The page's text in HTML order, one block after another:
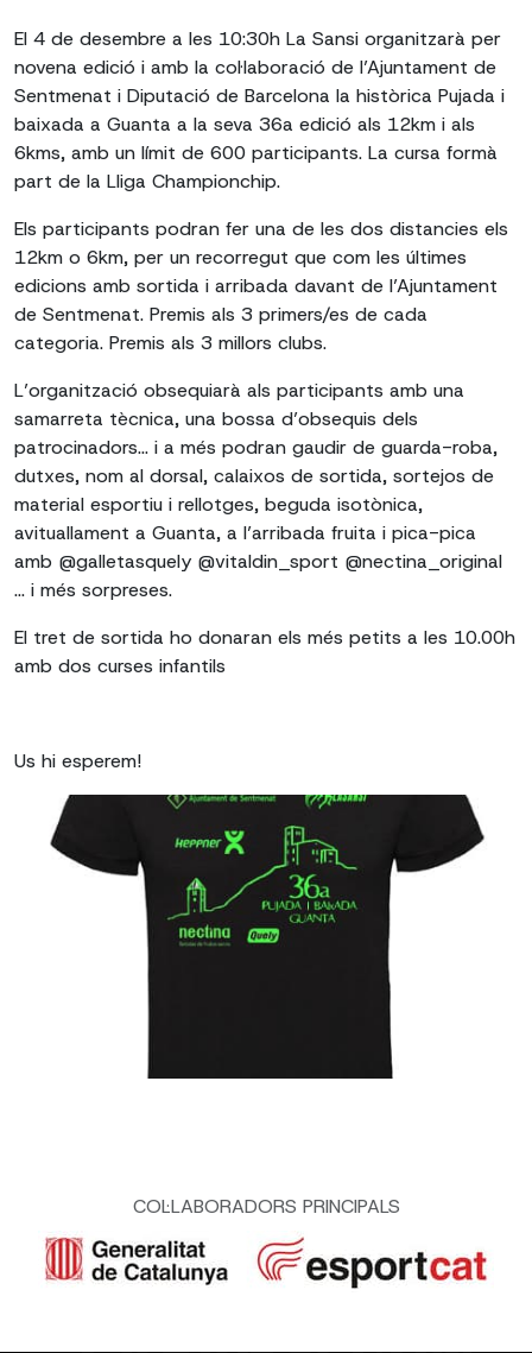
El 4 de desembre a les 10:30h La Sansi organitzarà per
novena edició i amb la col·laboració de l’Ajuntament de
Sentmenat i Diputació de Barcelona la històrica Pujada i
baixada a Guanta a la seva 36a edició als 12km i als
6kms, amb un límit de 600 participants. La cursa formà
part de la Lliga Championchip.
Els participants podran fer una de les dos distancies els
12km o 6km, per un recorregut que com les últimes
edicions amb sortida i arribada davant de l’Ajuntament
de Sentmenat. Premis als 3 primers/es de cada
categoria. Premis als 3 millors clubs.
L’organització obsequiarà als participants amb una
samarreta tècnica, una bossa d’obsequis dels
patrocinadors… i a més podran gaudir de guarda-roba,
dutxes, nom al dorsal, calaixos de sortida, sortejos de
material esportiu i rellotges, beguda isotònica,
avituallament a Guanta, a l’arribada fruita i pica-pica
amb @galletasquely @vitaldin_sport @nectina_original
... i més sorpreses.
El tret de sortida ho donaran els més petits a les 10.00h
amb dos curses infantils
Us hi esperem!
COL·LABORADORS PRINCIPALS